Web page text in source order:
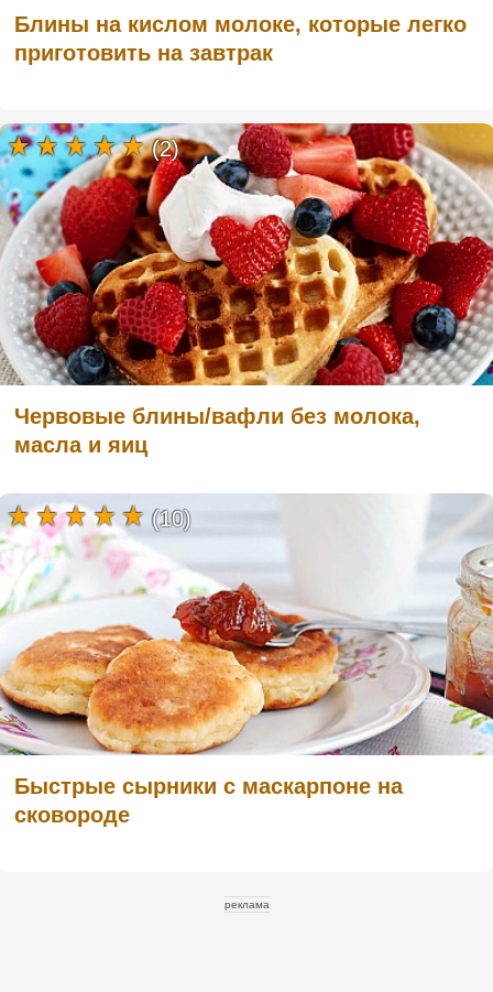
Блины на кислом молоке, которые легко
приготовить на завтрак
Червовые блины/вафли без молока,
масла и яиц
(2)
Быстрые сырники с маскарпоне на
сковороде
(10)
реклама